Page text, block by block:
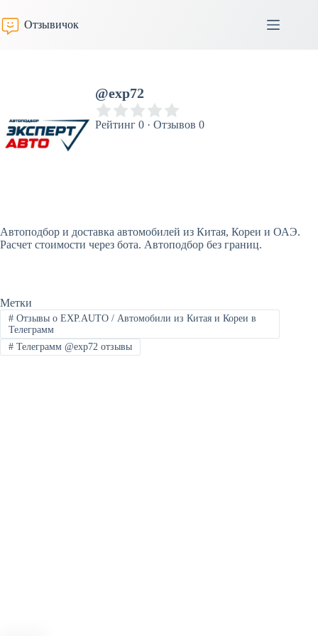
к
сути
Отзывичок
@exp72
Рейтинг 0 · Отзывов 0
Автоподбор и доставка автомобилей из Китая, Кореи и ОАЭ.
Расчет стоимости через бота. Автоподбор без границ.
Метки
#Отзывы о EXP.AUTO / Автомобили из Китая и Кореи в
Телеграмм
#Телеграмм @exp72 отзывы